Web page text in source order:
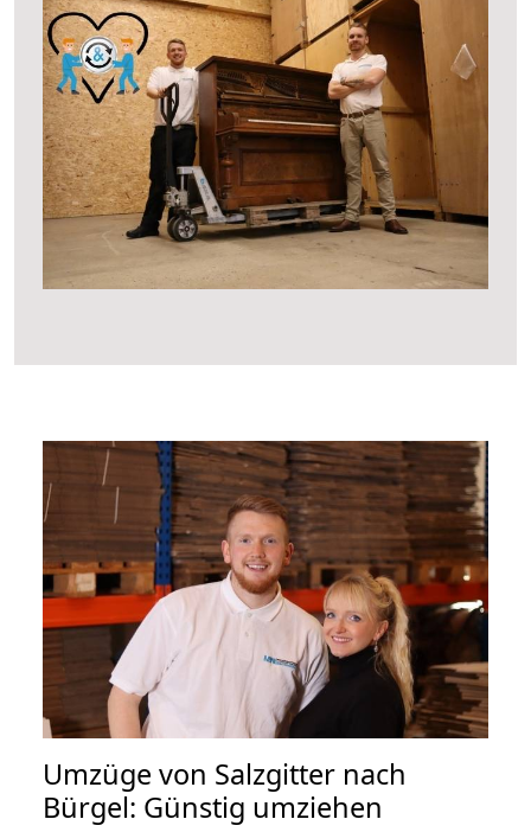
Umzüge von Salzgitter nach
Bürgel: Günstig umziehen